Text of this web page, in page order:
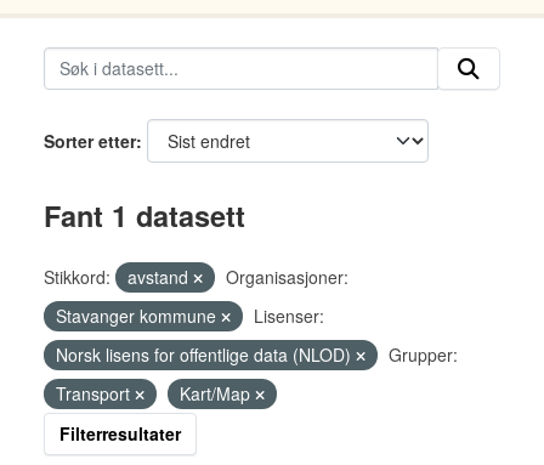
Sorter etter
Fant 1 datasett
Stikkord: avstand
Organisasjoner:
Stavanger kommune
Lisenser:
Norsk lisens for offentlige data (NLOD)
Grupper:
Transport
Kart/Map
Filterresultater